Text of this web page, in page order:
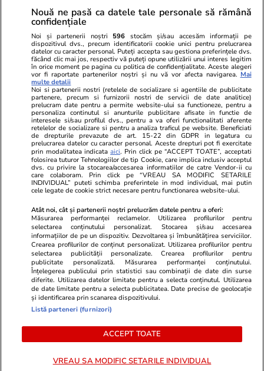
Publicitate
Politica de
Abonamente
Sitemap
Ringier România
Libertatea pentru
Unica.ro
Program TV
Avantaje
ELLE
Gazeta Sporturilor
Stiri mondene
Calculator sarcina
Ajută Copiii
Locuri de muncă
Imobiliare.ro
Jobradar24
Imoradar24
Colecții Libertatea
Pariază responsabil! Decizia ONJN nr. 821/25.09.2025.
Jocurile de noroc sunt interzise minorilor.
© 2026 Ringier Romania. Toate drepturile rezervate
Actualizare preferințe cookies
Nouă ne pasă ca datele tale personale să rămână
confidențiale
Noi și partenerii noștri 596 stocăm și/sau accesăm informații pe
dispozitivul dvs., precum identificatorii cookie unici pentru prelucrarea
datelor cu caracter personal. Puteți accepta sau gestiona preferințele dvs.
făcând clic mai jos, respectiv vă puteți opune utilizării unui interes legitim
în orice moment pe pagina cu politica de confidențialitate. Aceste alegeri
vor fi raportate partenerilor noștri și nu vă vor afecta navigarea. Mai
multe detalii
Noi si partenerii nostri (retelele de socializare si agentiile de publicitate
partenere, precum si furnizorii nostri de servicii de date analitice)
prelucram date pentru a permite website-ului sa functioneze, pentru a
personaliza continutul si anunturile publicitare afisate in functie de
interesele si/sau profilul dvs., pentru a va oferi functionalitati aferente
retelelor de socializare si pentru a analiza traficul pe website. Beneficiati
de drepturile prevazute de art. 15-22 din GDPR in legatura cu
prelucrarea datelor cu caracter personal. Aceste drepturi pot fi exercitate
prin modalitatea indicataaici. Prin click pe “ACCEPT TOATE”, acceptati
folosirea tuturor Tehnologiilor de tip Cookie, care implica inclusiv acceptul
dvs. cu privire la stocarea/accesarea informatiilor de catre Vendor-ii cu
care colaboram. Prin click pe “VREAU SA MODIFIC SETARILE
INDIVIDUAL” puteti schimba preferintele in mod individual, mai putin
cele legate de cookie strict necesare pentru functionarea website-ului.
Atât noi, cât și partenerii noștri prelucrăm datele pentru a oferi:
Măsurarea performanței reclamelor. Utilizarea profilurilor pentru
selectarea conținutului personalizat. Stocarea și/sau accesarea
informațiilor de pe un dispozitiv. Dezvoltarea și îmbunătățirea serviciilor.
Crearea profilurilor de conținut personalizat. Utilizarea profilurilor pentru
selectarea publicității personalizate. Crearea profilurilor pentru
publicitate personalizată. Măsurarea performanței conținutului.
Înțelegerea publicului prin statistici sau combinații de date din surse
diferite. Utilizarea datelor limitate pentru a selecta conținutul. Utilizarea
de date limitate pentru a selecta publicitatea. Date precise de geolocație
și identificarea prin scanarea dispozitivului.
Listă parteneri (furnizori)
ACCEPT TOATE
VREAU SA MODIFIC SETARILE INDIVIDUAL